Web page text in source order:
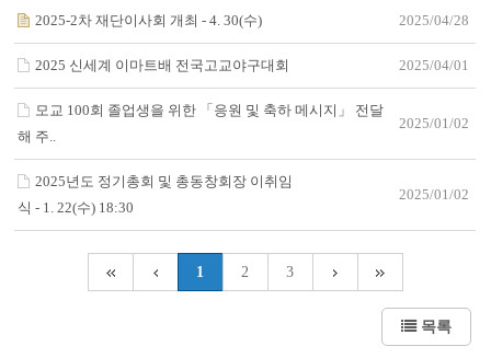
2025-2차 재단이사회 개최 - 4. 30(수) 2025/04/28
2025 신세계 이마트배 전국고교야구대회 2025/04/01
모교 100회 졸업생을 위한 「응원 및 축하 메시지」 전달
해 주..
2025/01/02
2025년도 정기총회 및 총동창회장 이취임
식 - 1. 22(수) 18:30
2025/01/02
1 2 3
목록